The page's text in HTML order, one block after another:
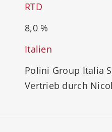
RTD
8,0 %
Italien
Polini Group Italia
Vertrieb durch